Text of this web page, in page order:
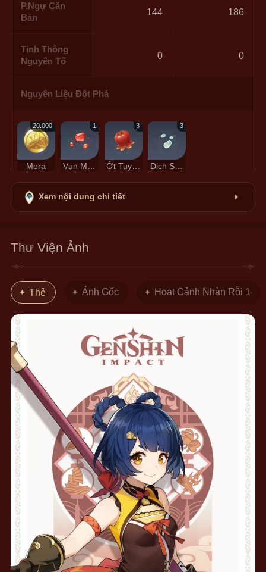
P.Ngự Căn
Bản
144 186
Tinh Thông
Nguyên Tố
0 0
Nguyên Liệu Đột Phá
20.000
Mora
1 3 3
Dịch Slime
Xem nội dung chi tiết
Thư Viện Ảnh
Thẻ Ảnh Gốc Hoạt Cảnh Nhàn Rỗi 1